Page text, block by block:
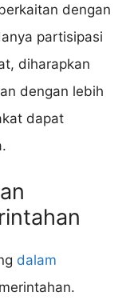
dengan
partisipasi
diharapkan
dengan lebih
dapat
dalam